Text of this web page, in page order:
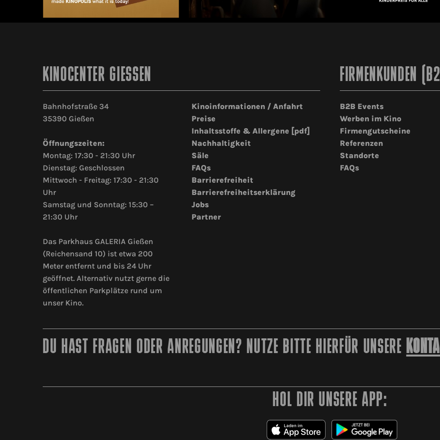
KINOCENTER GIESSEN
Bahnhofstraße 34
35390 Gießen
Öffnungszeiten:
Montag: 17:30 - 21:30 Uhr
Dienstag: Geschlossen
Mittwoch - Freitag: 17:30 - 21:30
Uhr
Samstag und Sonntag: 15:30 –
21:30 Uhr
Das Parkhaus GALERIA Gießen
(Reichensand 10) ist etwa 200
Meter entfernt und bis 24 Uhr
geöffnet. Alternativ nutzt gerne die
öffentlichen Parkplätze rund um
unser Kino.
Kinoinformationen / Anfahrt
Preise
Inhaltsstoffe & Allergene [pdf]
Nachhaltigkeit
Säle
FAQs
Barrierefreiheit
Barrierefreiheitserklärung
Jobs
Partner
FIRMENKUNDEN
B2B Events
Werben im Kino
Firmengutscheine
Referenzen
Standorte
FAQs
DU HAST FRAGEN ODER ANREGUNGEN? NUTZE BITTE HIERFÜR UNSERE
HOL DIR UNSERE APP: